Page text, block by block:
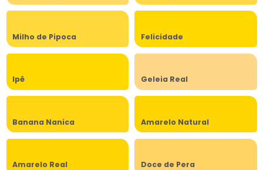
Milho de Pipoca Felicidade
Ipê Geleia Real
Banana Nanica Amarelo Natural
Amarelo Real Doce de Pera